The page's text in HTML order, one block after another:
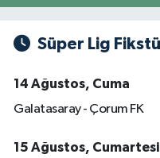
Süper Lig
14 Ağustos, Cuma
Galatasaray - Çorum FK
15 Ağustos, Cumartesi